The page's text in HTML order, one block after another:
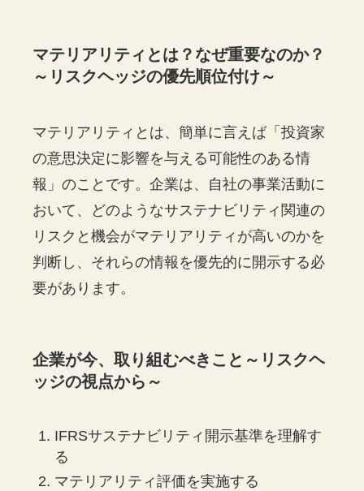
マテリアリティとは？なぜ重要なのか？
～リスクヘッジの優先順位付け～
マテリアリティとは、簡単に言えば「投資家
の意思決定に影響を与える可能性のある情
報」のことです。企業は、自社の事業活動に
おいて、どのようなサステナビリティ関連の
リスクと機会がマテリアリティが高いのかを
判断し、それらの情報を優先的に開示する必
要があります。
企業が今、取り組むべきこと～リスクヘ
ッジの視点から～
IFRSサステナビリティ開示基準を理解す
る
マテリアリティ評価を実施する